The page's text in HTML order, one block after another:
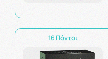
16 Πόντοι